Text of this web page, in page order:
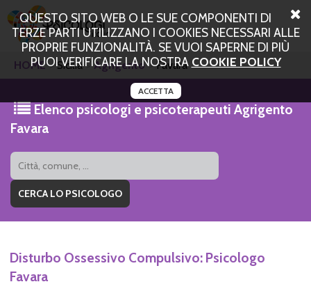
QUESTO SITO WEB O LE SUE COMPONENTI DI
TERZE PARTI UTILIZZANO I COOKIES NECESSARI ALLE
PROPRIE FUNZIONALITÀ. SE VUOI SAPERNE DI PIÙ
PUOI VERIFICARE LA NOSTRA COOKIE POLICY
ACCETTA
HOME Sicilia Agrigento Favara
Elenco psicologi e psicoterapeuti Agrigento
Favara
Disturbo Ossessivo Compulsivo: Psicologo
Favara